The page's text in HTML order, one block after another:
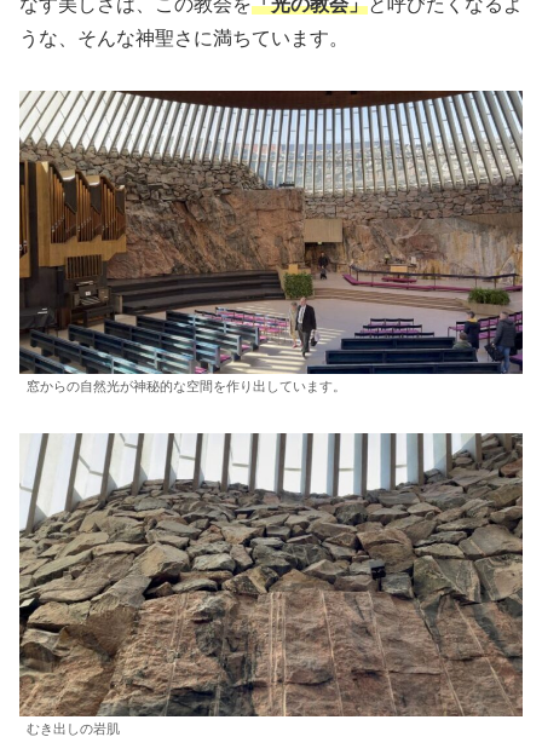
なす美しさは、この教会を「光の教会」と呼びたくなるよ
うな、そんな神聖さに満ちています。
窓からの自然光が神秘的な空間を作り出しています。
むき出しの岩肌